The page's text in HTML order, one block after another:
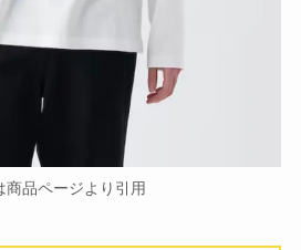
商品ページより引用